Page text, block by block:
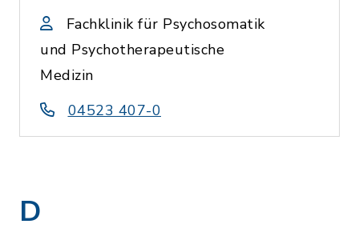
Fachklinik für Psychosomatik
und Psychotherapeutische
Medizin
04523 407-0
D